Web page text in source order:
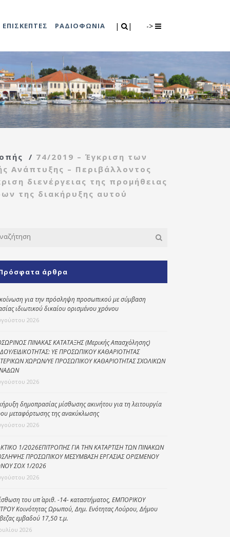
| | ->
Τμήμα Πρόνοιας
Κέντρο
γυναικών
Κέντρο ανοιχτής
προστασίας
ηλικιωμένων
Κοινωνικό
Kοινωνικό
φαρμακείο
Πρόγραμμα
“Βοήθεια στο σπίτι”
Φροντίδας
Ηλικιωμένων
(Κ.Η.Φ.Η.) Πρέβεζας
εκδηλώσεις
ΕΠΙΣΚΕΠΤΕΣ ΡΑΔΙΟΦΩΝΙΑ
/ 74/2019 – Έγκριση των
Ανάπτυξης – Περιβάλλοντος
διενέργειας της προμήθειας
της διακήρυξης αυτού
άρθρα
για την πρόσληψη προσωπικού με σύμβαση
ιδιωτικού δικαίου ορισμένου χρόνου
2026
ΠΙΝΑΚΑΣ ΚΑΤΑΤΑΞΗΣ (Μερικής Απασχόλησης)
ΕΙΔΙΚΟΤΗΤΑΣ: ΥΕ ΠΡΟΣΩΠΙΚΟΥ ΚΑΘΑΡΙΟΤΗΤΑΣ
ΧΩΡΩΝ/ΥΕ ΠΡΟΣΩΠΙΚΟΥ ΚΑΘΑΡΙΟΤΗΤΑΣ ΣΧΟΛΙΚΩΝ
2026
δημοπρασίας μίσθωσης ακινήτου για τη λειτουργία
μεταφόρτωσης της ανακύκλωσης
2026
1/2026ΕΠΙΤΡΟΠΗΣ ΓΙΑ ΤΗΝ ΚΑΤΑΡΤΙΣΗ ΤΩΝ ΠΙΝΑΚΩΝ
ΠΡΟΣΩΠΙΚΟΥ ΜΕΣΥΜΒΑΣΗ ΕΡΓΑΣΙΑΣ ΟΡΙΣΜΕΝΟΥ
ΣΟΧ 1/2026
2026
του υπ΄ αριθ. -14- καταστήματος, ΕΜΠΟΡΙΚΟΥ
Κοινότητας Ωρωπού, Δημ. Ενότητας Λούρου, Δήμου
εμβαδού 17,50 τ.μ.
2026